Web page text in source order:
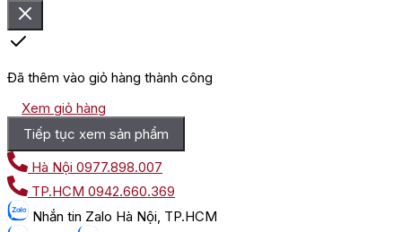
Đã thêm vào giỏ hàng thành công
Xem giỏ hàng
Tiếp tục xem sản phẩm
Hà Nội 0977.898.007
TP.HCM 0942.660.369
Nhắn tin Zalo Hà Nội, TP.HCM